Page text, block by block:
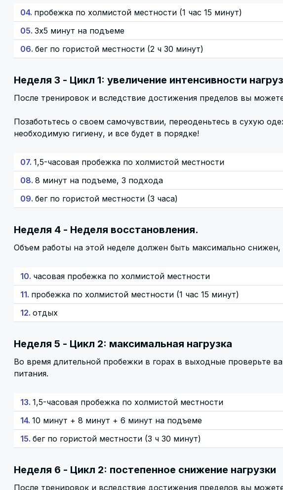
04. пробежка по холмистой местности (1 час 15 минут)
05. 3х5 минут на подъеме
06. бег по гористой местности (2 ч 30 минут)
Неделя 3 - Цикл 1: увеличение интенсивности
После тренировок и вследствие достижения пределов вы
Позаботьтесь о своем самочувствии, переоденьтесь в сухую
необходимую гигиену, и все будет в порядке!
07. 1,5-часовая пробежка по холмистой местности
08. 8 минут на подъеме, 3 подхода
09. бег по гористой местности (3 часа)
Неделя 4 - Неделя восстановления.
Объем работы на этой неделе должен быть максимально
10. часовая пробежка по холмистой местности
11. пробежка по холмистой местности (1 час 15 минут)
12. отдых
Неделя 5 - Цикл 2: максимальная нагрузка
Во время длительной пробежки в горах в выходные проверьте
питания.
13. 1,5-часовая пробежка по холмистой местности
14. 10 минут + 8 минут + 6 минут на подъеме
15. бег по гористой местности (3 ч 30 минут)
Неделя 6 - Цикл 2: постепенное снижение нагрузки
После тренировок и вследствие достижения пределов вы